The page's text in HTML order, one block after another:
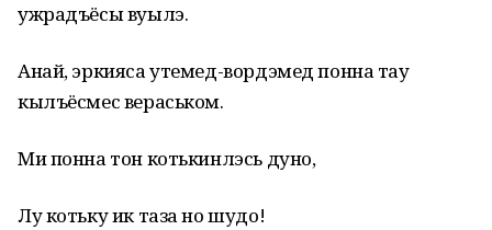
ужрадъёсы вуылэ.
Анай, эркияса утемед-вордэмед понна тау
кылъёсмес вераськом.
Ми понна тон котькинлэсь дуно,
Лу котьку ик таза но шудо!